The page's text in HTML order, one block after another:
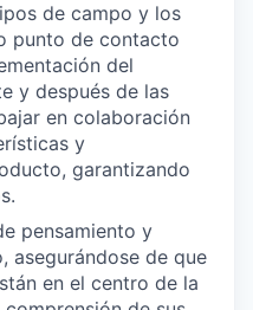
de campo y los
punto de contacto
del
y después de las
en colaboración
y
garantizando
pensamiento y
asegurándose de que
en el centro de la